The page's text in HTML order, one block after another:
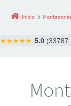
Início Montador
★★★★★ 5.0 (33787